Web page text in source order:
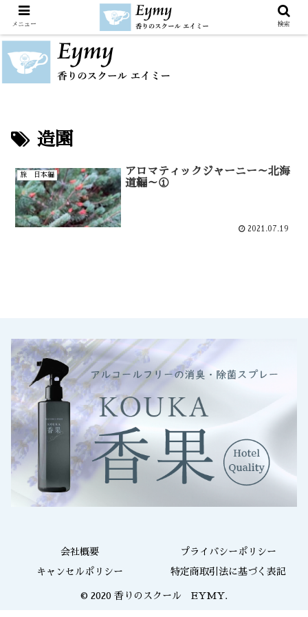
造園
旅 日本編
アロマティックジャーニー～北海
道編～①
2021.07.19
会社概要 プライバシーポリシー
キャンセルポリシー 特定商取引法に基づく表記
© 2020 香りのスクール EYMY.
メニュー 検索